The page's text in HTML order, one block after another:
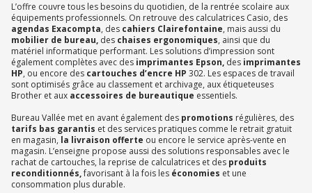
L’offre couvre tous les besoins du quotidien, de la rentrée scolaire aux
équipements professionnels. On retrouve des calculatrices Casio, des
agendas Exacompta, des cahiers Clairefontaine, mais aussi du
mobilier de bureau, des chaises ergonomiques, ainsi que du
matériel informatique performant. Les solutions d’impression sont
également complètes avec des imprimantes Epson, des imprimantes
HP, ou encore des cartouches d’encre HP 302. Les espaces de travail
sont optimisés grâce au classement et archivage, aux étiqueteuses
Brother et aux accessoires de bureautique essentiels.
Bureau Vallée met en avant également des promotions régulières, des
tarifs bas garantis et des services pratiques comme le retrait gratuit
en magasin, la livraison offerte ou encore le service après-vente en
magasin. L’enseigne propose aussi des solutions responsables avec le
rachat de cartouches, la reprise de calculatrices et des produits
reconditionnés,favorisant à la fois les économies et une
consommation plus durable.